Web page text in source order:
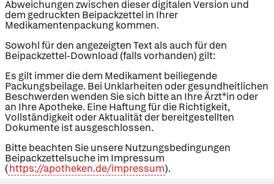
Abweichungen zwischen dieser digitalen Version und
dem gedruckten Beipackzettel in Ihrer
Medikamentenpackung kommen.
Sowohl für den angezeigten Text als auch für den
Beipackzettel-Download (falls vorhanden) gilt:
Es gilt immer die dem Medikament beiliegende
Packungsbeilage. Bei Unklarheiten oder gesundheitlichen
Beschwerden wenden Sie sich bitte an Ihre Ärzt*in oder
an Ihre Apotheke. Eine Haftung für die Richtigkeit,
Vollständigkeit oder Aktualität der bereitgestellten
Dokumente ist ausgeschlossen.
Bitte beachten Sie unsere Nutzungsbedingungen
Beipackzettelsuche im Impressum
(https://apotheken.de/impressum).